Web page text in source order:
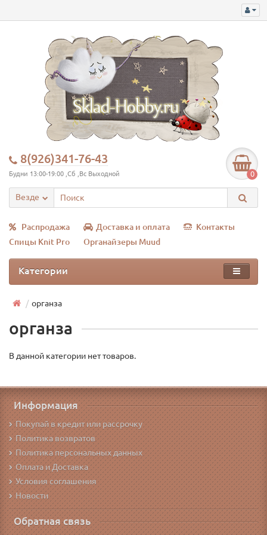
8(926)341-76-43
Будни 13:00-19:00 ,Сб ,Вс Выходной 0
Везде
Распродажа Доставка и оплата
Контакты
Спицы Knit Pro
Органайзеры Muud
Категории
органза
органза
В данной категории нет товаров.
Информация
Покупай в кредит или рассрочку
Политика возвратов
Политика персональных данных
Оплата и Доставка
Условия соглашения
Новости
Обратная связь